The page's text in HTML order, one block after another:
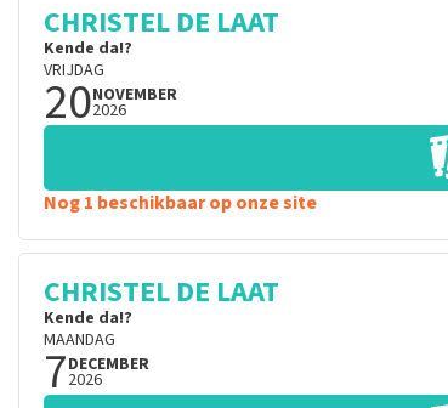
CHRISTEL DE LAAT
Kende da!?
VRIJDAG
20NOVEMBER
2026
Nog 1 beschikbaar op onze site
CHRISTEL DE LAAT
Kende da!?
MAANDAG
7DECEMBER
2026